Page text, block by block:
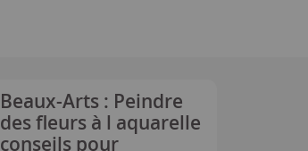
Beaux-Arts : Peindre
des fleurs à l aquarelle
conseils pour